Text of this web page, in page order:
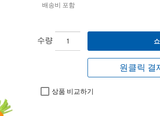
배송비 포함
수량
원클릭 결
상품 비교하기